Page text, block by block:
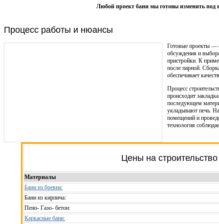
Любой проект бани мы готовы изменить под
Процесс работы и нюансы
Готовые проекты —
обсуждения и
пристройки. К
после парной.
обеспечивает
Процесс
происходит
последующем
укладывают печь.
помещений и
технология
Цены на
Материалы
Бани из бревна:
Бани из кирпича:
Пено- Газо- бетон:
Каркасные бани: